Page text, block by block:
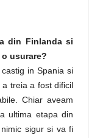
din Finlanda si
usurare?
in Spania si
treia a fost dificil
Chiar aveam
ultima etapa din
sigur si va fi